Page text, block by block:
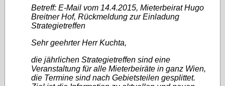
Betreff: E-Mail vom 14.4.2015, Mieterbeirat Hugo
Breitner Hof, Rückmeldung zur Einladung
Strategietreffen
Sehr geehrter Herr Kuchta,
die jährlichen Strategietreffen sind eine
Veranstaltung für alle Mieterbeiräte in ganz Wien,
die Termine sind nach Gebietsteilen gesplittet.